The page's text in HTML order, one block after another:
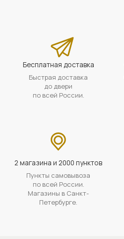
Бесплатная доставка
Быстрая доставка
до двери
по всей России.
2 магазина и 2000 пунктов
Пункты самовывоза
по всей России.
Магазины в Санкт-
Петербурге.